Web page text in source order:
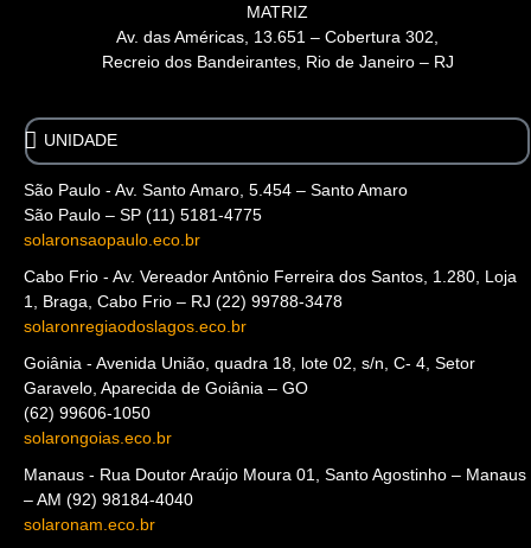
MATRIZ
Av. das Américas, 13.651 – Cobertura 302,
Recreio dos Bandeirantes, Rio de Janeiro – RJ
A problem was detected in the following Form. Submitting
it could result in errors. Please contact the site administrator.
São Paulo - Av. Santo Amaro, 5.454 – Santo Amaro
São Paulo – SP (11) 5181-4775
solaronsaopaulo.eco.br
Cabo Frio - Av. Vereador Antônio Ferreira dos Santos, 1.280, Loja
1, Braga, Cabo Frio – RJ (22) 99788-3478
solaronregiaodoslagos.eco.br
Goiânia - Avenida União, quadra 18, lote 02, s/n, C- 4, Setor
Garavelo, Aparecida de Goiânia – GO
(62) 99606-1050
solarongoias.eco.br
Manaus - Rua Doutor Araújo Moura 01, Santo Agostinho – Manaus